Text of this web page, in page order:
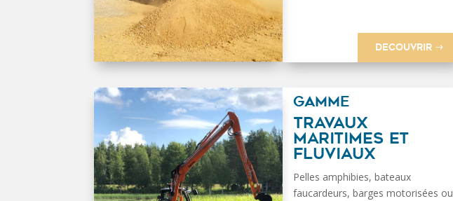
DECOUVRIR
GAMME
TRAVAUX
MARITIMES ET
FLUVIAUX
Pelles amphibies, bateaux
faucardeurs, barges motorisées ou